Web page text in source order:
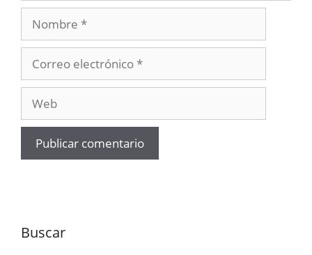
Nombre
electrónico
Buscar